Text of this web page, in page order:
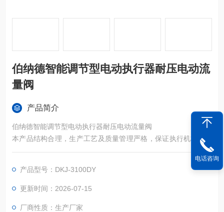
伯纳德智能调节型电动执行器耐压电动流
量阀
产品简介
伯纳德智能调节型电动执行器耐压电动流量阀
本产品结构合理，生产工艺及质量管理严格，保证执行机构可靠
性高，平均*时间MBTF＞25000小时。
产品型号：DKJ-3100DY
更新时间：2026-07-15
厂商性质：生产厂家
电话咨询